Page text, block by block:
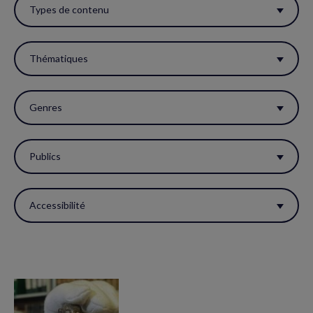
ces
filtres
pour
réactualiser
la
page.
Types de contenu
Thématiques
Genres
Publics
Accessibilité